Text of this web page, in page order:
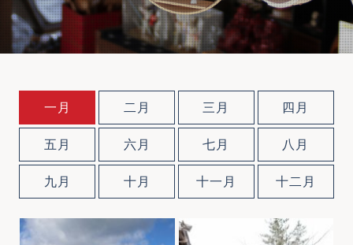
一月 二月 三月 四月
五月 六月 七月 八月
九月 十月 十一月 十二月